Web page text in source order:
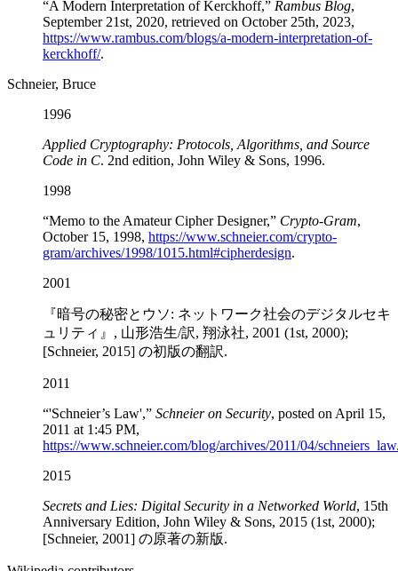
“A Modern Interpretation of Kerckhoff,” Rambus Blog,
September 21st, 2020, retrieved on October 25th, 2023,
https://www.rambus.com/blogs/a-modern-interpretation-of-
kerckhoff/.
Schneier, Bruce
1996
Applied Cryptography: Protocols, Algorithms, and Source
Code in C. 2nd edition, John Wiley & Sons, 1996.
1998
“Memo to the Amateur Cipher Designer,” Crypto-Gram,
October 15, 1998, https://www.schneier.com/crypto-
gram/archives/1998/1015.html#cipherdesign.
2001
『暗号の秘密とウソ: ネットワーク社会のデジタルセキ
ュリティ』, 山形浩生/訳, 翔泳社, 2001 (1st, 2000);
[Schneier, 2015] の初版の翻訳.
2011
“'Schneier’s Law',” Schneier on Security, posted on April 15,
2011 at 1:45 PM,
https://www.schneier.com/blog/archives/2011/04/
2015
Secrets and Lies: Digital Security in a Networked World, 15th
Anniversary Edition, John Wiley & Sons, 2015 (1st, 2000);
[Schneier, 2001] の原著の新版.